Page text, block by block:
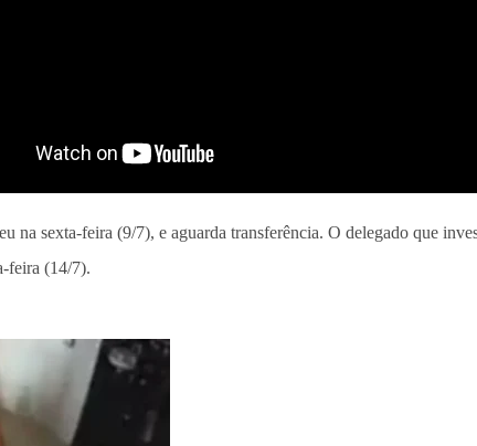
na sexta-feira (9/7), e aguarda transferência. O delegado que
feira (14/7).